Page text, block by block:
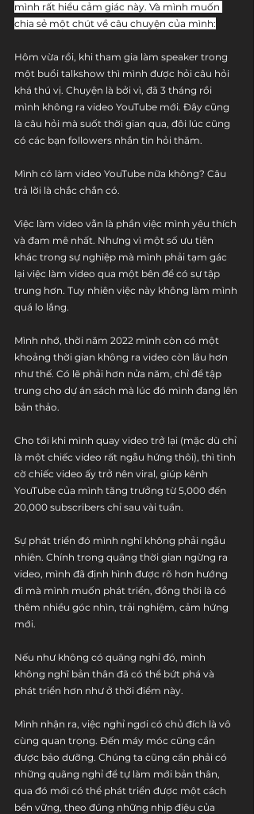
mình rất hiểu cảm giác này. Và mình muốn
chia sẻ một chút về câu chuyện của mình:
Hôm vừa rồi, khi tham gia làm speaker trong
một buổi talkshow thì mình được hỏi câu hỏi
khá thú vị. Chuyện là bởi vì, đã 3 tháng rồi
mình không ra video YouTube mới. Đây cũng
là câu hỏi mà suốt thời gian qua, đôi lúc cũng
có các bạn followers nhắn tin hỏi thăm.
Mình có làm video YouTube nữa không? Câu
trả lời là chắc chắn có.
Việc làm video vẫn là phần việc mình yêu thích
và đam mê nhất. Nhưng vì một số ưu tiên
khác trong sự nghiệp mà mình phải tạm gác
lại việc làm video qua một bên để có sự tập
trung hơn. Tuy nhiên việc này không làm mình
quá lo lắng.
Mình nhớ, thời năm 2022 mình còn có một
khoảng thời gian không ra video còn lâu hơn
như thế. Có lẽ phải hơn nửa năm, chỉ để tập
trung cho dự án sách mà lúc đó mình đang lên
bản thảo.
Cho tới khi mình quay video trở lại (mặc dù chỉ
là một chiếc video rất ngẫu hứng thôi), thì tình
cờ chiếc video ấy trở nên viral, giúp kênh
YouTube của mình tăng trưởng từ 5,000 đến
20,000 subscribers chỉ sau vài tuần.
Sự phát triển đó mình nghĩ không phải ngẫu
nhiên. Chính trong quãng thời gian ngừng ra
video, mình đã định hình được rõ hơn hướng
đi mà mình muốn phát triển, đồng thời là có
thêm nhiều góc nhìn, trải nghiệm, cảm hứng
mới.
Nếu như không có quãng nghỉ đó, mình
không nghĩ bản thân đã có thể bứt phá và
phát triển hơn như ở thời điểm này.
Mình nhận ra, việc nghỉ ngơi có chủ đích là vô
cùng quan trọng. Đến máy móc cũng cần
được bảo dưỡng. Chúng ta cũng cần phải có
những quãng nghỉ để tự làm mới bản thân,
qua đó mới có thể phát triển được một cách
bền vững, theo đúng những nhịp điệu của